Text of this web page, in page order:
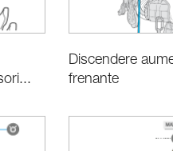
Discendere
frenante